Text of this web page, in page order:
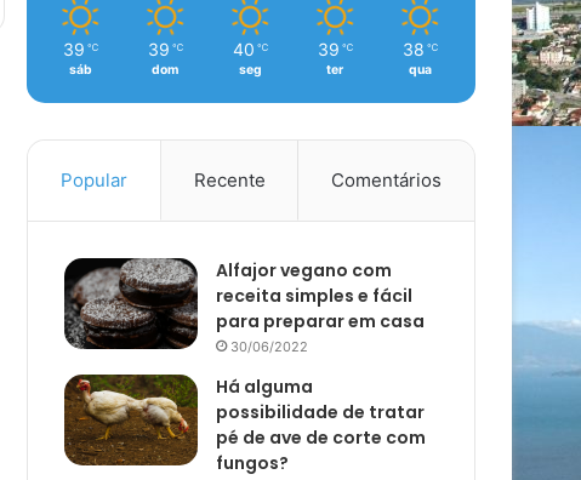
39 ℃
sáb
39 ℃
dom
40 ℃
seg
39 ℃
ter
38 ℃
qua
Popular Recente Comentários
Alfajor vegano com
receita simples e fácil
para preparar em casa
30/06/2022
Há alguma
possibilidade de tratar
pé de ave de corte com
fungos?